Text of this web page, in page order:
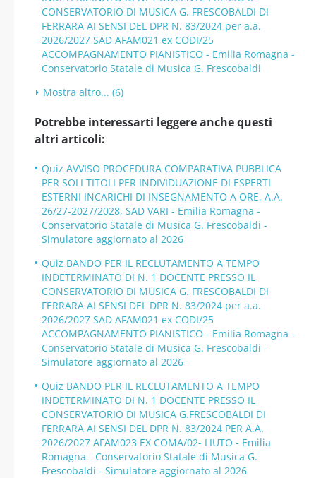
CONSERVATORIO DI MUSICA G. FRESCOBALDI DI
FERRARA AI SENSI DEL DPR N. 83/2024 per a.a.
2026/2027 SAD AFAM021 ex CODI/25
ACCOMPAGNAMENTO PIANISTICO - Emilia Romagna -
Conservatorio Statale di Musica G. Frescobaldi
Mostra altro... (6)
Potrebbe interessarti leggere anche questi
altri articoli:
Quiz AVVISO PROCEDURA COMPARATIVA PUBBLICA
PER SOLI TITOLI PER INDIVIDUAZIONE DI ESPERTI
ESTERNI INCARICHI DI INSEGNAMENTO A ORE, A.A.
26/27-2027/2028, SAD VARI - Emilia Romagna -
Conservatorio Statale di Musica G. Frescobaldi -
Simulatore aggiornato al 2026
Quiz BANDO PER IL RECLUTAMENTO A TEMPO
INDETERMINATO DI N. 1 DOCENTE PRESSO IL
CONSERVATORIO DI MUSICA G. FRESCOBALDI DI
FERRARA AI SENSI DEL DPR N. 83/2024 per a.a.
2026/2027 SAD AFAM021 ex CODI/25
ACCOMPAGNAMENTO PIANISTICO - Emilia Romagna -
Conservatorio Statale di Musica G. Frescobaldi -
Simulatore aggiornato al 2026
Quiz BANDO PER IL RECLUTAMENTO A TEMPO
INDETERMINATO DI N. 1 DOCENTE PRESSO IL
CONSERVATORIO DI MUSICA G.FRESCOBALDI DI
FERRARA AI SENSI DEL DPR N. 83/2024 PER A.A.
2026/2027 AFAM023 EX COMA/02- LIUTO - Emilia
Romagna - Conservatorio Statale di Musica G.
Frescobaldi - Simulatore aggiornato al 2026